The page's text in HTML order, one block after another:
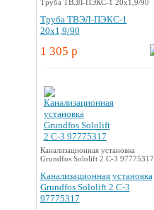
Труба ТВЭЛ-ПЭКС-1 20x1,9/90
Труба ТВЭЛ-ПЭКС-1
20x1,9/90
1 305 p
Канализационная установка
Grundfos Sololift 2 C-3 97775317
Канализационная установка
Grundfos Sololift 2 C-3
97775317